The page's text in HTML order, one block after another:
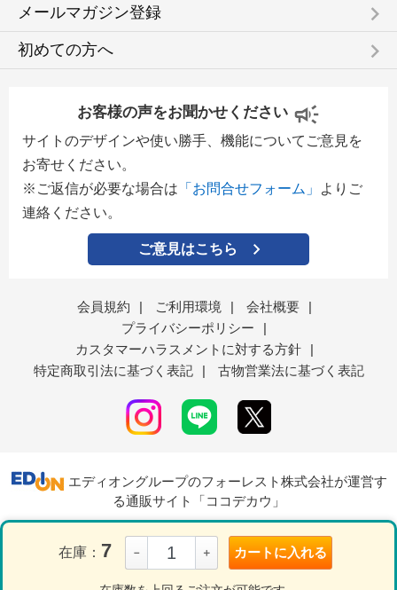
在庫： 7 － ＋ カートに入れる
メールマガジン登録 keyboard_arrow_right
初めての方へ keyboard_arrow_right
お客様の声をお聞かせください
サイトのデザインや使い勝手、機能についてご意見を
お寄せください。
※ご返信が必要な場合は 「お問合せフォーム」
よりご
連絡ください。
ご意見はこちら
会員規約 | ご利用環境 | 会社概要
|
プライバシーポリシー
|
カスタマーハラスメントに対する方針
|
特定商取引法に基づく表記
| 古物営業法に基づく表記
エディオングループのフォーレスト株式会社が運営す
る通販サイト「ココデカウ」
表示モード ＰＣ スマートフォン